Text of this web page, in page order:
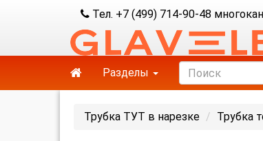
Тел. +7 (499) 714-90-48
Разделы
Трубка ТУТ в нарезке Трубка